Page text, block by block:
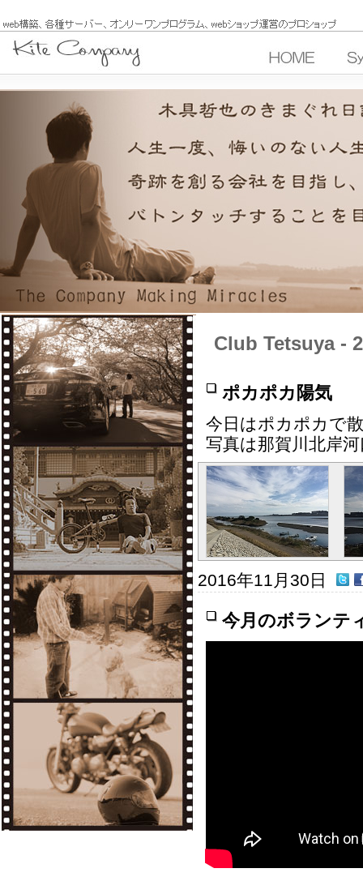
Club Tetsuya -
ポカポカ陽気
今日はポカポカで
写真は那賀川北岸
2016年11月30日
今月のボランテ